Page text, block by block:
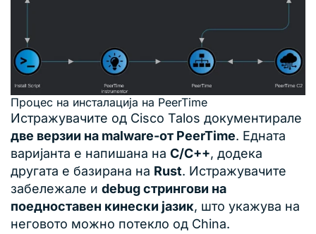
Процес на инсталација на PeerTime
Истражувачите од Cisco Talos документирале
две верзии на malware-от PeerTime. Едната
варијанта е напишана на C/C++, додека
другата е базирана на Rust. Истражувачите
забележале и debug стрингови на
поедноставен кинески јазик, што укажува на
неговото можно потекло од China.